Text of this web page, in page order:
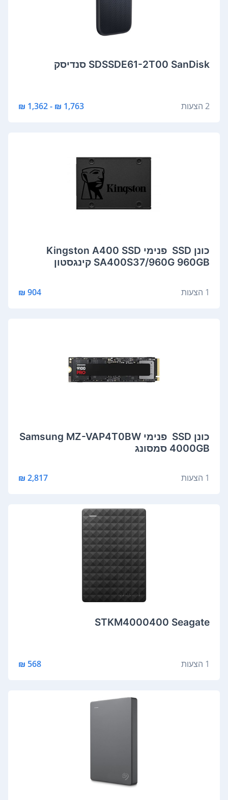
SDSSDE61-2T00 SanDisk סנדיסק
2 הצעות 1,763 ₪ - 1,362 ₪
כונן SSD ‏ ‏פנימי Kingston A400 SSD
SA400S37/960G 960GB קינגסטון
1 הצעות 904 ₪
כונן SSD ‏ ‏פנימי Samsung MZ-VAP4T0BW
4000GB סמסונג
1 הצעות 2,817 ₪
STKM4000400 Seagate
1 הצעות 568 ₪